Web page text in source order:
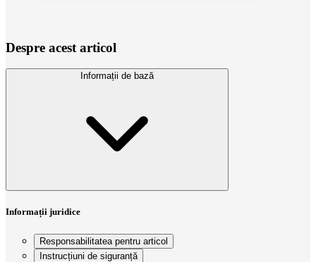
Despre acest articol
Informații de bază
Informații juridice
Responsabilitatea pentru articol
Instrucțiuni de siguranță